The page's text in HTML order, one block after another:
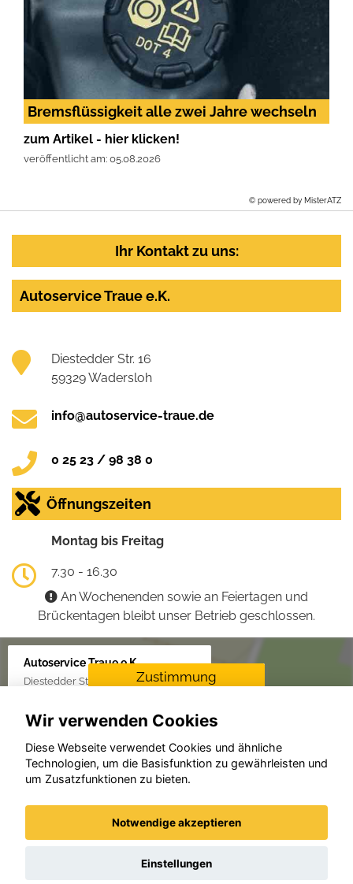
Bremsflüssigkeit alle zwei Jahre wechseln
zum Artikel - hier klicken!
veröffentlicht am: 05.08.2026
© powered by MisterATZ
Ihr Kontakt zu uns:
Autoservice Traue e.K.
Diestedder Str. 16
59329 Wadersloh
info@autoservice-traue.de
0 25 23 / 98 38 0
Öffnungszeiten
Montag bis Freitag
7.30 - 16.30
An Wochenenden sowie an Feiertagen und
Brückentagen bleibt unser Betrieb geschlossen.
Autoservice Traue e.K.
Diestedder Str. 16, 59329 Wadersloh
Zustimmung
Für die Aktivierung der
Navigationsdienste ist Ihre
Zustimmung zu den
Datenschutzrichtlinien vom
Zustimmen und
aktivieren
Wir verwenden Cookies
Diese Webseite verwendet Cookies und ähnliche
Technologien, um die Basisfunktion zu gewährleisten und
um Zusatzfunktionen zu bieten.
Notwendige akzeptieren
Einstellungen